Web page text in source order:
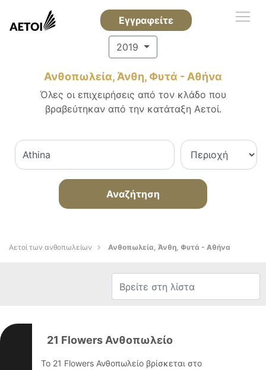
Εγγραφείτε
2019
Ανθοπωλεία, Άνθη, Φυτά - Αθήνα
Όλες οι επιχειρήσεις από τον κλάδο που
βραβεύτηκαν από την κατάταξη Αετοί.
Αναζήτηση
Αετοί των ανθοπωλείων Ανθοπωλεία, Άνθη, Φυτά - Αθήνα
21 Flowers Ανθοπωλείο
Το 21 Flowers Ανθοπωλείο βρίσκεται στο